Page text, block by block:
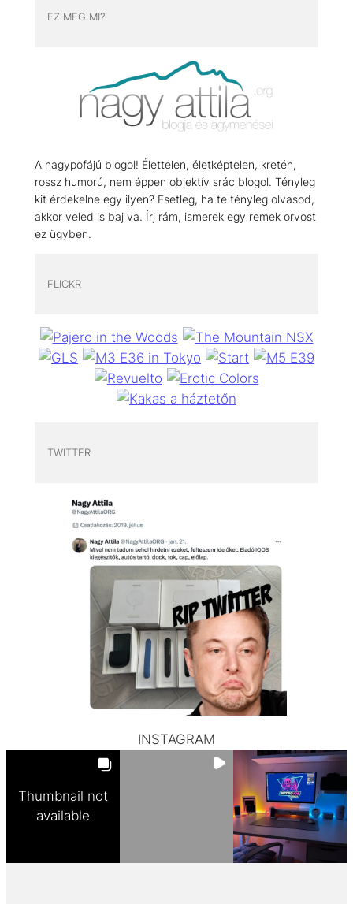
EZ MEG MI?
A nagypofájú blogol! Élettelen, életképtelen, kretén,
rossz humorú, nem éppen objektív srác blogol. Tényleg
kit érdekelne egy ilyen? Esetleg, ha te tényleg olvasod,
akkor veled is baj va. Írj rám, ismerek egy remek orvost
ez ügyben.
FLICKR
TWITTER
INSTAGRAM
Thumbnail not
available